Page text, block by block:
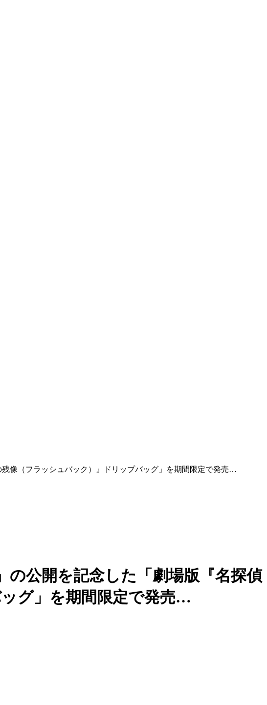
像（フラッシュバック）』ドリップバッグ」を期間限定で発売…
公開を記念した「劇場版『名探偵
グ」を期間限定で発売…